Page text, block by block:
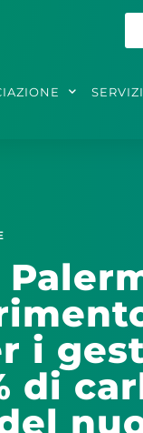
SERVIZI
i
di